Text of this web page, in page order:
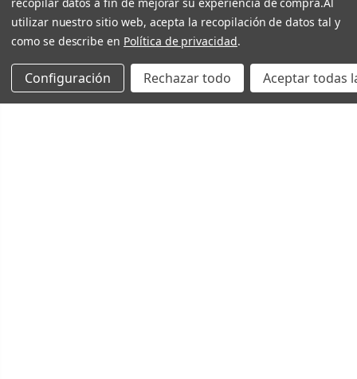
utilizar nuestro sitio web, acepta la recopilación de datos tal y
como se describe en Política de privacidad.
Configuración Rechazar todo Aceptar todas